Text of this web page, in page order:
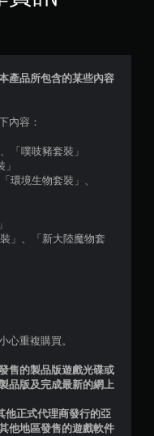
5
共
分
產品所包含的某些內容
內容：
「噗吱豬套裝」
環境生物套裝」、
」、「新大陸魔物套
心重複購買。
售的製品版遊戲光碟或
品版及完成最新的網上
他正式代理商發行的亞
他地區發售的遊戲軟件